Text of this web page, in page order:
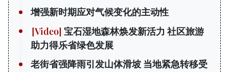
增强新时期应对气候变化的主动性
宝石湿地森林焕发新活力 社区旅游
助力得乐省绿色发展
老街省强降雨引发山体滑坡 当地紧急转移受